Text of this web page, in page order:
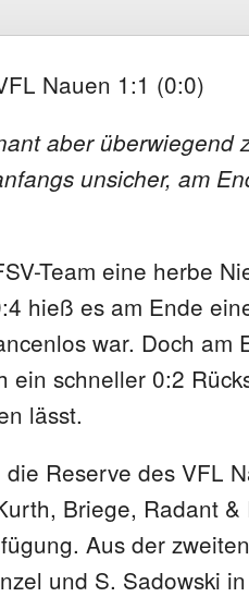
Nauen 1:1 (0:0)
aber überwiegend
unsicher, am
Team eine herbe
hieß es am Ende
war. Doch am
ein schneller 0:2
lässt.
Reserve des VFL
Briege, Radant &
Aus der
und S. Sadowski